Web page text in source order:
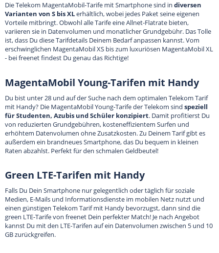
Die Telekom MagentaMobil-Tarife mit Smartphone sind in diversen
Varianten von S bis XLerhältlich, wobei jedes Paket seine eigenen
Vorteile mitbringt. Obwohl alle Tarife eine Allnet-Flatrate bieten,
variieren sie in Datenvolumen und monatlicher Grundgebühr. Das Tolle
ist, dass Du diese Tarifdetails Deinem Bedarf anpassen kannst. Vom
erschwinglichen MagentaMobil XS bis zum luxuriösen MagentaMobil XL
- bei freenet findest Du genau das Richtige!
MagentaMobil Young-Tarifen mit Handy
Du bist unter 28 und auf der Suche nach dem optimalen Telekom Tarif
mit Handy? Die MagentaMobil Young-Tarife der Telekom sind speziell
für Studenten, Azubis und Schüler konzipiert. Damit profitierst Du
von reduzierten Grundgebühren, kosteneffizientem Surfen und
erhöhtem Datenvolumen ohne Zusatzkosten. Zu Deinem Tarif gibt es
außerdem ein brandneues Smartphone, das Du bequem in kleinen
Raten abzahlst. Perfekt für den schmalen Geldbeutel!
Green LTE-Tarifen mit Handy
Falls Du Dein Smartphone nur gelegentlich oder täglich für soziale
Medien, E-Mails und Informationsdienste im mobilen Netz nutzt und
einen günstigen Telekom Tarif mit Handy bevorzugst, dann sind die
green LTE-Tarife von freenet Dein perfekter Match! Je nach Angebot
kannst Du mit den LTE-Tarifen auf ein Datenvolumen zwischen 5 und 10
GB zurückgreifen.